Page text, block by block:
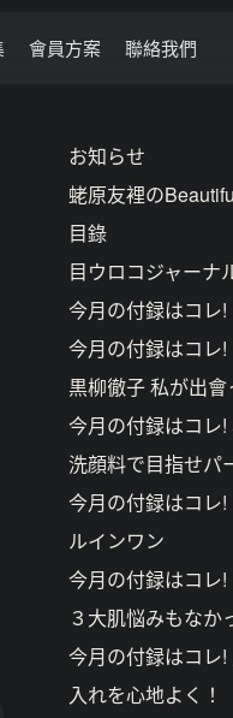
會員方案 聯絡我們
お知らせ
蛯原友裡の
目錄
目ウロコジャーナ
今月の付録はコレ
今月の付録はコレ
黒柳徹子 私が出
今月の付録はコレ
洗顔料で目指せ
今月の付録はコレ
ルインワン
今月の付録はコレ
３大肌悩みもなか
今月の付録はコレ
入れを心地よく！